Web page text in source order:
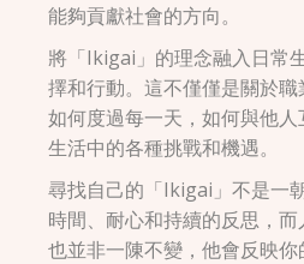
能夠貢獻社會的方向。
將「Ikigai」的理念融入日常
擇和行動。這不僅僅是關於
如何度過每一天，如何與他
生活中的各種挑戰和機遇。
尋找自己的「Ikigai」不是一
時間、耐心和持續的反思，而
也並非一陳不變，他會反映